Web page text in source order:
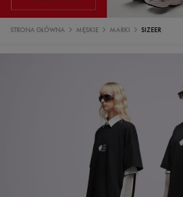
STRONA GŁÓWNA MĘSKIE MARKI SIZEER